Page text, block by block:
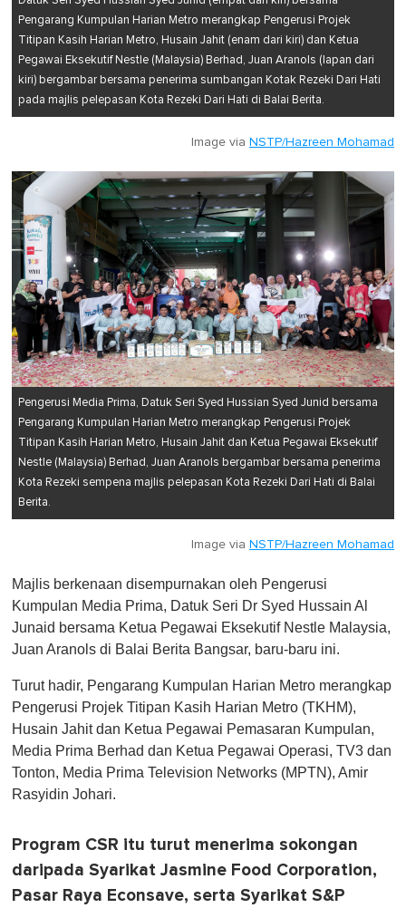
Pengarang Kumpulan Harian Metro merangkap Pengerusi Projek
Titipan Kasih Harian Metro, Husain Jahit (enam dari kiri) dan Ketua
Pegawai Eksekutif Nestle (Malaysia) Berhad, Juan Aranols (lapan dari
kiri) bergambar bersama penerima sumbangan Kotak Rezeki Dari Hati
pada majlis pelepasan Kota Rezeki Dari Hati di Balai Berita.
Image via NSTP/Hazreen Mohamad
Pengerusi Media Prima, Datuk Seri Syed Hussian Syed Junid bersama
Pengarang Kumpulan Harian Metro merangkap Pengerusi Projek
Titipan Kasih Harian Metro, Husain Jahit dan Ketua Pegawai Eksekutif
Nestle (Malaysia) Berhad, Juan Aranols bergambar bersama penerima
Kota Rezeki sempena majlis pelepasan Kota Rezeki Dari Hati di Balai
Berita.
Image via NSTP/Hazreen Mohamad
Majlis berkenaan disempurnakan oleh Pengerusi
Kumpulan Media Prima, Datuk Seri Dr Syed Hussain Al
Junaid bersama Ketua Pegawai Eksekutif Nestle Malaysia,
Juan Aranols di Balai Berita Bangsar, baru-baru ini.
Turut hadir, Pengarang Kumpulan Harian Metro merangkap
Pengerusi Projek Titipan Kasih Harian Metro (TKHM),
Husain Jahit dan Ketua Pegawai Pemasaran Kumpulan,
Media Prima Berhad dan Ketua Pegawai Operasi, TV3 dan
Tonton, Media Prima Television Networks (MPTN), Amir
Rasyidin Johari.
Program CSR itu turut menerima sokongan
daripada Syarikat Jasmine Food Corporation,
Pasar Raya Econsave, serta Syarikat S&P